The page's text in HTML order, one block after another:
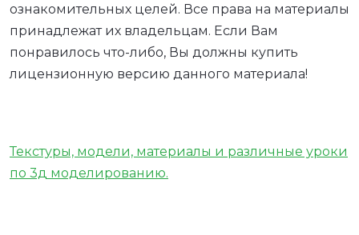
ознакомительных целей. Все права на материалы
принадлежат их владельцам. Если Вам
понравилось что-либо, Вы должны купить
лицензионную версию данного материала!
Текстуры, модели, материалы и различные уроки
по 3д моделированию.